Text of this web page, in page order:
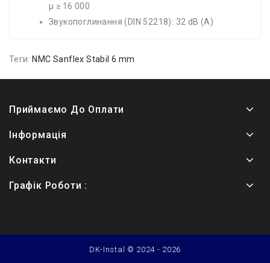
μ ≥ 16 000
Звукопоглинання (DIN 52218): 32 dB (A)
Теги: NMC Sanflex Stabil 6 mm
Приймаємо До Оплати
Інформація
Контакти
Графік Роботи :
DK-Instal © 2024 - 2026